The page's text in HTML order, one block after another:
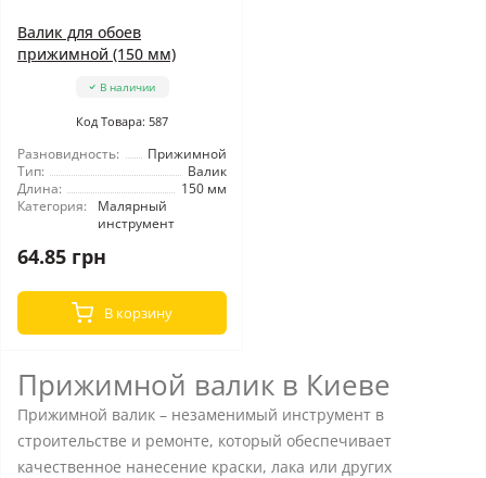
Валик для обоев
прижимной (150 мм)
В наличии
Код Товара: 587
Разновидность:
Прижимной
Тип:
Валик
Длина:
150 мм
Категория:
Малярный
инструмент
64.85 грн
В корзину
Прижимной валик в Киеве
Прижимной валик – незаменимый инструмент в
строительстве и ремонте, который обеспечивает
качественное нанесение краски, лака или других